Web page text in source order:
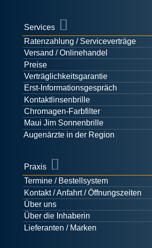
Services
Ratenzahlung / Serviceverträge
Versand / Onlinehandel
Preise
Verträglichkeitsgarantie
Erst-Informationsgespräch
Kontaktlinsenbrille
Chromagen-Farbfilter
Maui Jim Sonnenbrille
Augenärzte in der Region
Praxis
Termine / Bestellsystem
Kontakt / Anfahrt / Öffnungszeiten
Über uns
Über die Inhaberin
Lieferanten / Marken